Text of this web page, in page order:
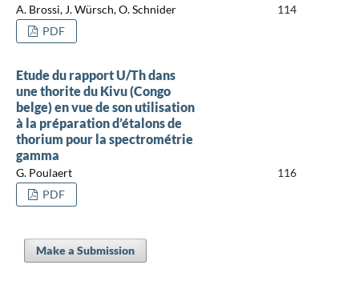
A. Brossi, J. Würsch, O. Schnider
114
PDF
Etude du rapport U/Th dans
une thorite du Kivu (Congo
belge) en vue de son utilisation
à la préparation d’étalons de
thorium pour la spectrométrie
gamma
G. Poulaert
116
PDF
Make a Submission